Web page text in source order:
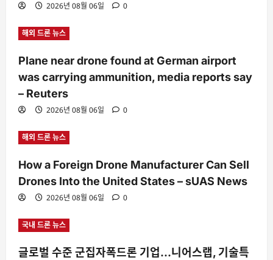
2026년 08월 06일 0
해외 드론 뉴스
Plane near drone found at German airport
was carrying ammunition, media reports say
– Reuters
2026년 08월 06일 0
해외 드론 뉴스
How a Foreign Drone Manufacturer Can Sell
Drones Into the United States – sUAS News
2026년 08월 06일 0
국내 드론 뉴스
글로벌 수준 군집자폭드론 기업…니어스랩, 기술특